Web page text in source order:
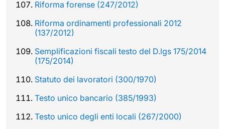
Riforma forense (247/2012)
Riforma ordinamenti professionali 2012
(137/2012)
Semplificazioni fiscali testo del D.lgs 175/2014
(175/2014)
Statuto dei lavoratori (300/1970)
Testo unico bancario (385/1993)
Testo unico degli enti locali (267/2000)